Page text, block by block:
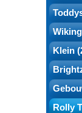
Klein
Rolly